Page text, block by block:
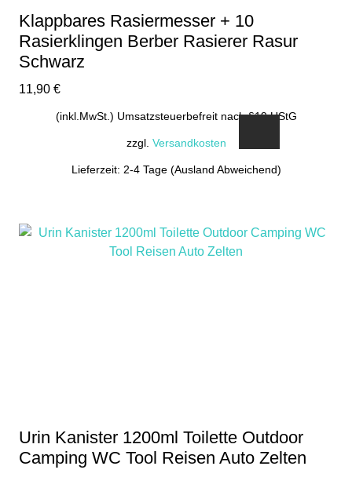
Klappbares Rasiermesser + 10
Rasierklingen Berber Rasierer Rasur
Schwarz
11,90 €
(inkl.MwSt.) Umsatzsteuerbefreit nach §19 UStG
zzgl. Versandkosten
Lieferzeit: 2-4 Tage (Ausland Abweichend)
Urin Kanister 1200ml Toilette Outdoor
Camping WC Tool Reisen Auto Zelten